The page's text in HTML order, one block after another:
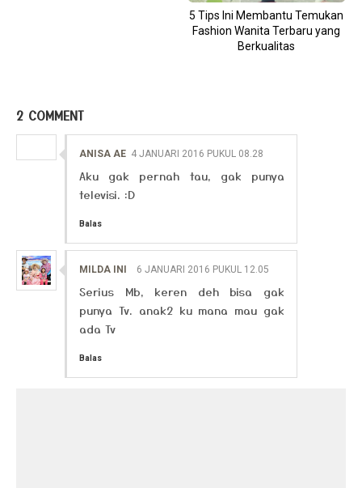
5 Tips Ini Membantu Temukan
Fashion Wanita Terbaru yang
Berkualitas
2 COMMENT
ANISA AE 4 JANUARI 2016 PUKUL 08.28
Aku gak pernah tau, gak punya
televisi. :D
Balas
MILDA INI 6 JANUARI 2016 PUKUL 12.05
Serius Mb, keren deh bisa gak
punya Tv. anak2 ku mana mau gak
ada Tv
Balas